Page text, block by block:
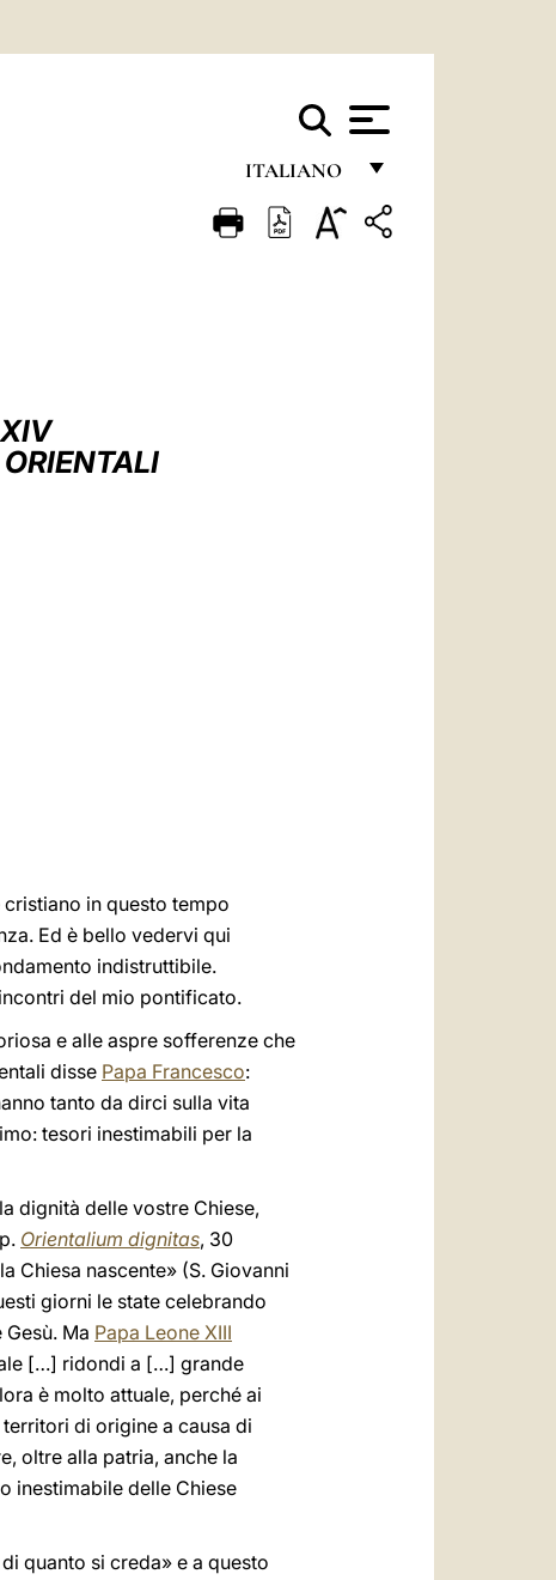
ITALIANO
FRANÇAIS
in questo tempo
Ed è bello vedervi qui
indistruttibile.
del mio pontificato.
e alle aspre sofferenze che
disse Papa Francesco:
tanto da dirci sulla vita
tesori inestimabili per la
dignità delle vostre Chiese,
Orientalium dignitas, 30
Chiesa nascente» (S. Giovanni
giorni le state celebrando
Ma Papa Leone XIII
[…] ridondi a […] grande
è molto attuale, perché ai
di origine a causa di
oltre alla patria, anche la
inestimabile delle Chiese
quanto si creda» e a questo